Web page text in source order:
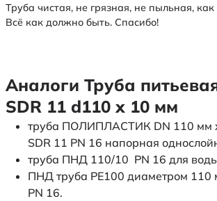
Труба чистая, не грязная, не пыльная,
Всё как должно быть. Спасибо!
Аналоги Труба
SDR 11 d110 х 10 мм
труба ПОЛИПЛАСТИК DN 110 мм
SDR 11 PN 16 напорная
труба ПНД 110/10 PN 16 для
ПНД труба PE100 диаметром
PN 16.